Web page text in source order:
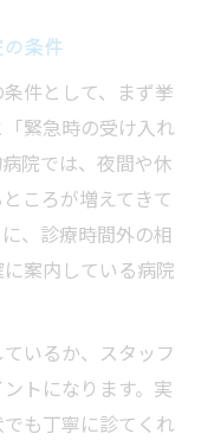
条件
件として、まず挙
緊急時の受け入れ
院では、夜間や休
ころが増えてきて
、診療時間外の相
案内している病院
いるか、スタッフ
トになります。実
も丁寧に診てくれ